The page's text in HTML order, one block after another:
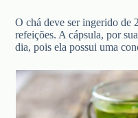
O chá deve ser ingerido de
refeições. A cápsula, por
dia, pois ela possui uma